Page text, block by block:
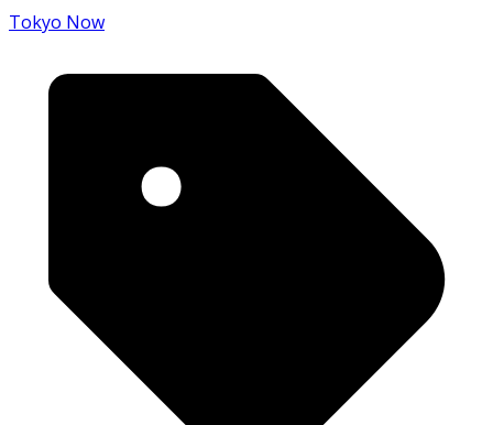
Tokyo Now